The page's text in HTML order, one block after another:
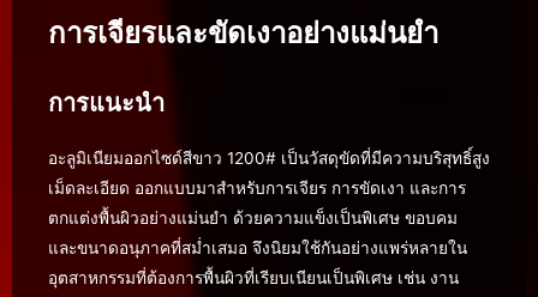
การเจียรและขัดเงาอย่างแม่นยำ
การแนะนำ
อะลูมิเนียมออกไซด์สีขาว 1200# เป็นวัสดุขัดที่มีความบริสุทธิ์สูง
เม็ดละเอียด ออกแบบมาสำหรับการเจียร การขัดเงา และการ
ตกแต่งพื้นผิวอย่างแม่นยำ ด้วยความแข็งเป็นพิเศษ ขอบคม
และขนาดอนุภาคที่สม่ำเสมอ จึงนิยมใช้กันอย่างแพร่หลายใน
อุตสาหกรรมที่ต้องการพื้นผิวที่เรียบเนียนเป็นพิเศษ เช่น งาน